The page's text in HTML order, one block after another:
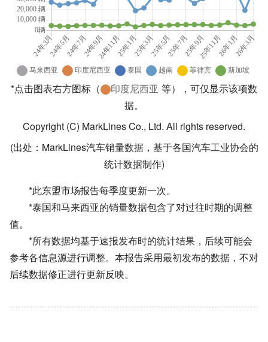
*点击图表右方图标（ 印度尼西亚 等），可仅显示该项数
据。
Copyright (C) MarkLines Co., Ltd. All rights reserved.
(出处：MarkLines汽车销量数据，基于各国汽车工业协会的
统计数据制作)
*此东盟市场报告每季度更新一次。
*泰国和马来西亚的销量数据包含了对过往时期的调整
值。
*所有数据均基于速报发布时的统计结果，后续可能会
参考各信息源进行调整。本报告采用最初发布的数据，不对
后续数据修正进行更新反映。